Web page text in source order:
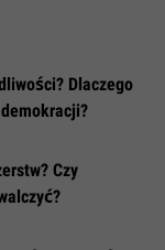
Dlaczego
Czy